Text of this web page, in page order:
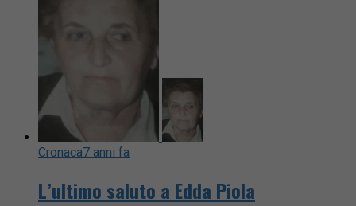
Cronaca7 anni fa
L’ultimo saluto a Edda Piola